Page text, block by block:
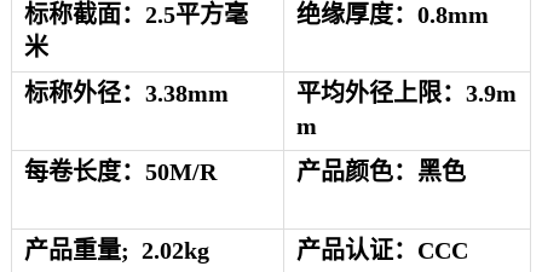
标称截面： 2.5平方毫
米
绝缘厚度： 0.8mm
标称外径： 3.38mm 平均外径上限： 3.9m
m
每卷长度：50M/R 产品颜色：黑色
产品重量; 2.02kg 产品认证： CCC